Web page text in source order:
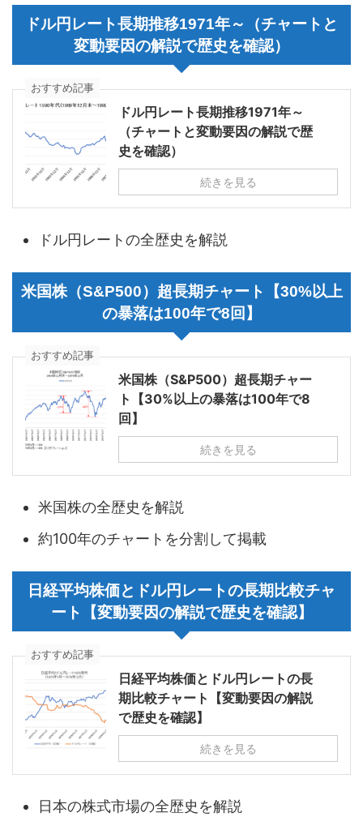
ドル円レート長期推移1971年～（チャートと
変動要因の解説で歴史を確認）
おすすめ記事
ドル円レート長期推移1971年～
（チャートと変動要因の解説で歴
史を確認）
続きを見る
ドル円レートの全歴史を解説
米国株（S&P500）超長期チャート【30%以上
の暴落は100年で8回】
おすすめ記事
米国株（S&P500）超長期チャー
ト【30%以上の暴落は100年で8
回】
続きを見る
米国株の全歴史を解説
約100年のチャートを分割して掲載
日経平均株価とドル円レートの長期比較チャ
ート【変動要因の解説で歴史を確認】
おすすめ記事
日経平均株価とドル円レートの長
期比較チャート【変動要因の解説
で歴史を確認】
続きを見る
日本の株式市場の全歴史を解説